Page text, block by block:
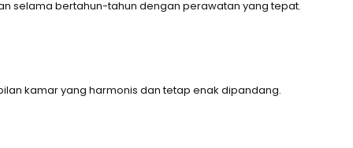
selama bertahun-tahun dengan perawatan yang tepat.
kamar yang harmonis dan tetap enak dipandang.